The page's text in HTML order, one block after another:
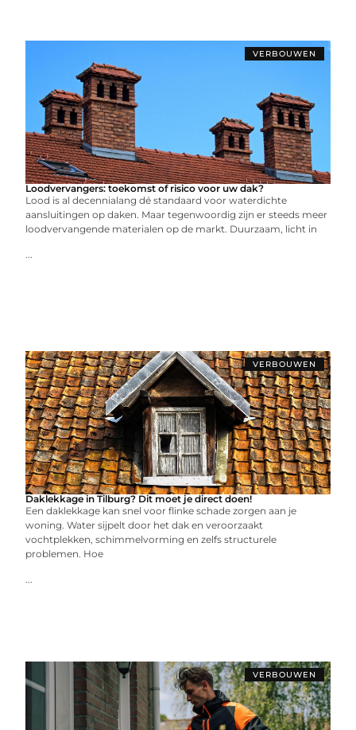
VERBOUWEN
Loodvervangers: toekomst of risico voor uw dak?
Lood is al decennialang dé standaard voor waterdichte
aansluitingen op daken. Maar tegenwoordig zijn er steeds meer
loodvervangende materialen op de markt. Duurzaam, licht in
...
VERBOUWEN
Daklekkage in Tilburg? Dit moet je direct doen!
Een daklekkage kan snel voor flinke schade zorgen aan je
woning. Water sijpelt door het dak en veroorzaakt
vochtplekken, schimmelvorming en zelfs structurele
problemen. Hoe
...
VERBOUWEN